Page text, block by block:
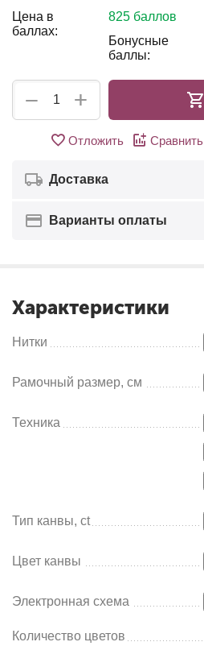
Цена в
баллах:
825 баллов
Бонусные
баллы:
+
−
Отложить Сравнить
Доставка
Варианты оплаты
Характеристики
Нитки
Рамочный размер, см
Техника
Тип канвы, ct
Цвет канвы
Электронная схема
Количество цветов